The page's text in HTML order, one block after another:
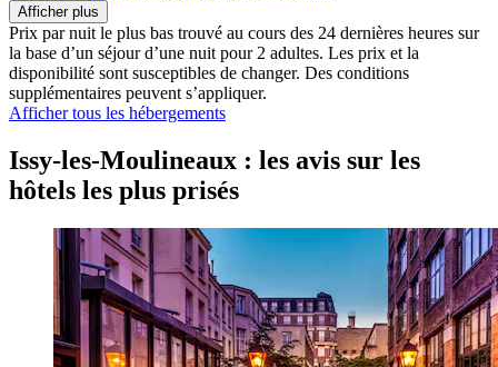
Afficher plus
Prix par nuit le plus bas trouvé au cours des 24 dernières heures sur
la base d’un séjour d’une nuit pour 2 adultes. Les prix et la
disponibilité sont susceptibles de changer. Des conditions
supplémentaires peuvent s’appliquer.
Afficher tous les hébergements
Issy-les-Moulineaux : les avis sur les
hôtels les plus prisés